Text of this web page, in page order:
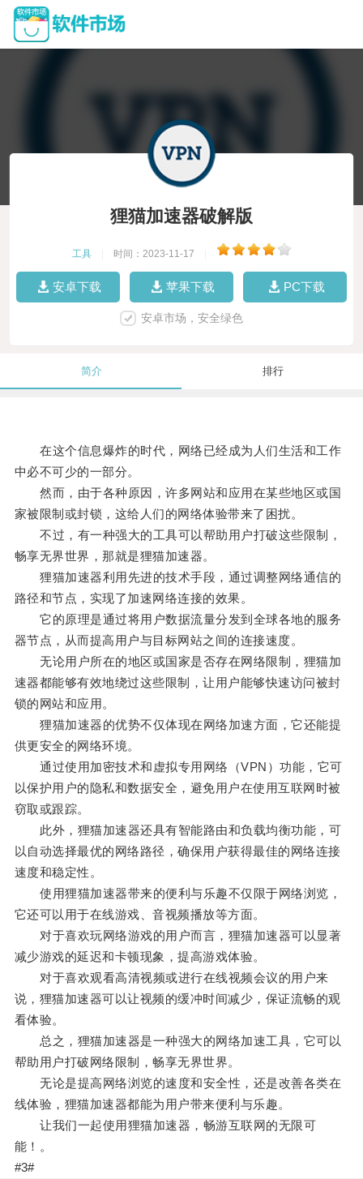
狸猫加速器破解版
工具 时间：2023-11-17
安卓下载 苹果下载 PC下载
安卓市场，安全绿色
简介 排行
在这个信息爆炸的时代，网络已经成为人们生活和工作
中必不可少的一部分。
然而，由于各种原因，许多网站和应用在某些地区或国
家被限制或封锁，这给人们的网络体验带来了困扰。
不过，有一种强大的工具可以帮助用户打破这些限制，
畅享无界世界，那就是狸猫加速器。
狸猫加速器利用先进的技术手段，通过调整网络通信的
路径和节点，实现了加速网络连接的效果。
它的原理是通过将用户数据流量分发到全球各地的服务
器节点，从而提高用户与目标网站之间的连接速度。
无论用户所在的地区或国家是否存在网络限制，狸猫加
速器都能够有效地绕过这些限制，让用户能够快速访问被封
锁的网站和应用。
狸猫加速器的优势不仅体现在网络加速方面，它还能提
供更安全的网络环境。
通过使用加密技术和虚拟专用网络（VPN）功能，它可
以保护用户的隐私和数据安全，避免用户在使用互联网时被
窃取或跟踪。
此外，狸猫加速器还具有智能路由和负载均衡功能，可
以自动选择最优的网络路径，确保用户获得最佳的网络连接
速度和稳定性。
使用狸猫加速器带来的便利与乐趣不仅限于网络浏览，
它还可以用于在线游戏、音视频播放等方面。
对于喜欢玩网络游戏的用户而言，狸猫加速器可以显著
减少游戏的延迟和卡顿现象，提高游戏体验。
对于喜欢观看高清视频或进行在线视频会议的用户来
说，狸猫加速器可以让视频的缓冲时间减少，保证流畅的观
看体验。
总之，狸猫加速器是一种强大的网络加速工具，它可以
帮助用户打破网络限制，畅享无界世界。
无论是提高网络浏览的速度和安全性，还是改善各类在
线体验，狸猫加速器都能为用户带来便利与乐趣。
让我们一起使用狸猫加速器，畅游互联网的无限可
能！。
#3#